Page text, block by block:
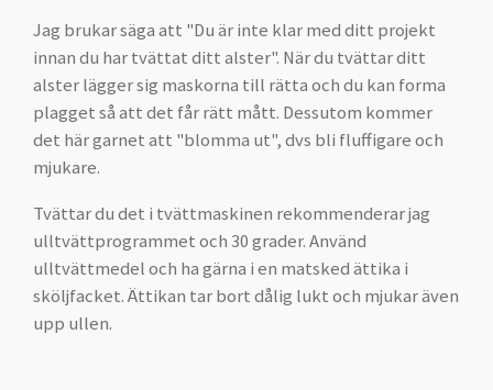
Jag brukar säga att "Du är inte klar med ditt projekt
innan du har tvättat ditt alster". När du tvättar ditt
alster lägger sig maskorna till rätta och du kan forma
plagget så att det får rätt mått. Dessutom kommer
det här garnet att "blomma ut", dvs bli fluffigare och
mjukare.
Tvättar du det i tvättmaskinen rekommenderar jag
ulltvättprogrammet och 30 grader. Använd
ulltvättmedel och ha gärna i en matsked ättika i
sköljfacket. Ättikan tar bort dålig lukt och mjukar även
upp ullen.